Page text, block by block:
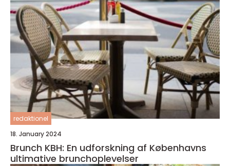
redaktionel
18. January 2024
Brunch KBH: En udforskning af Københavns
ultimative brunchoplevelser